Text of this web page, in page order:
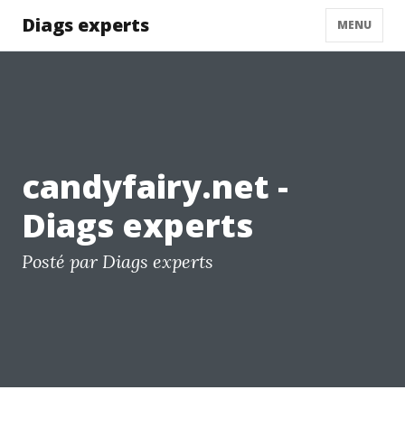
Diags experts MENU
candyfairy.net -
Diags experts
Posté par Diags experts